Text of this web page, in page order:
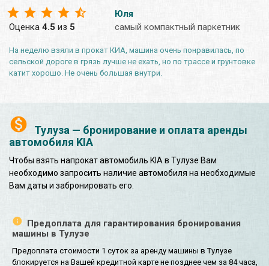
Тулуза — бронирование и оплата аренды
автомобиля KIA
Чтобы взять напрокат автомобиль KIA в Тулузе Вам
необходимо запросить наличие автомобиля на необходимые
Вам даты и забронировать его.
Предоплата для гарантирования бронирования
машины в Тулузе
Предоплата стоимости 1 суток за аренду машины в Тулузе
блокируется на Вашей кредитной карте не позднее чем за 84 часа,
Оценка 4.5 из 5
Юля
самый компактный паркетник
На неделю взяли в прокат КИА, машина очень понравилась, по
сельской дороге в грязь лучше не ехать, но по трассе и грунтовке
катит хорошо. Не очень большая внутри.